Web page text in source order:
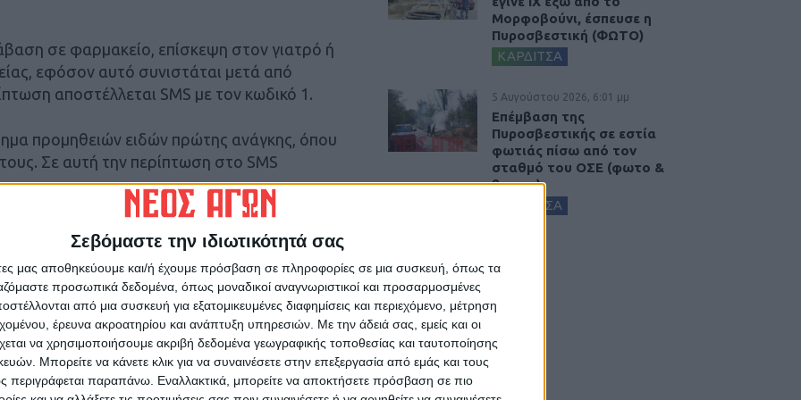
Σεβόμαστε την ιδιωτικότητά σας
μας αποθηκεύουμε και/ή έχουμε πρόσβαση σε πληροφορίες σε μια συσκευή, όπως τα
προσωπικά δεδομένα, όπως μοναδικοί αναγνωριστικοί και προσαρμοσμένες
από μια συσκευή για εξατομικευμένες διαφημίσεις και περιεχόμενο, μέτρηση
έρευνα ακροατηρίου και ανάπτυξη υπηρεσιών. Με την άδειά σας, εμείς και οι
να χρησιμοποιήσουμε ακριβή δεδομένα γεωγραφικής τοποθεσίας και ταυτοποίησης
Μπορείτε να κάνετε κλικ για να συναινέσετε στην επεξεργασία από εμάς και τους
περιγράφεται παραπάνω. Εναλλακτικά, μπορείτε να αποκτήσετε πρόσβαση σε πιο
σε φαρμακείο, επίσκεψη στον γιατρό ή
εφόσον αυτό συνιστάται μετά από
αποστέλλεται SMS με τον κωδικό 1.
προμηθειών ειδών πρώτης ανάγκης, όπου
Σε αυτή την περίπτωση στο SMS
δεν είναι δυνατή η ηλεκτρονική ή
ανάγκες, μετά από τον
εγγράφως ή ηλεκτρονικώς ο
επίδειξης της ως άνω ενημέρωσης, καθώς
δεν είναι δυνατή ηλεκτρονική
ή τράπεζα, στο SMS χρησιμοποιείται
Μορφοβούνι, έσπευσε η
Πυροσβεστική (ΦΩΤΟ)
ΚΑΡΔΙΤΣΑ
5 Αυγούστου 2026, 6:01 μμ
Επέμβαση της
Πυροσβεστικής σε εστία
φωτιάς πίσω από τον
σταθμό του ΟΣΕ (φωτο &
βιντεο)
ΚΑΡΔΙΤΣΑ